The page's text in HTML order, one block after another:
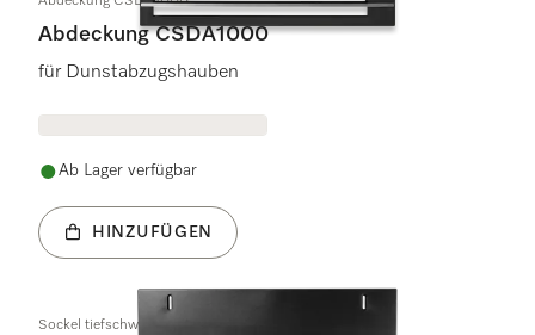
Abdeckung CSDA1000
für Dunstabzugshauben
Ab Lager verfügbar
HINZUFÜGEN
Sockel tiefschwarz